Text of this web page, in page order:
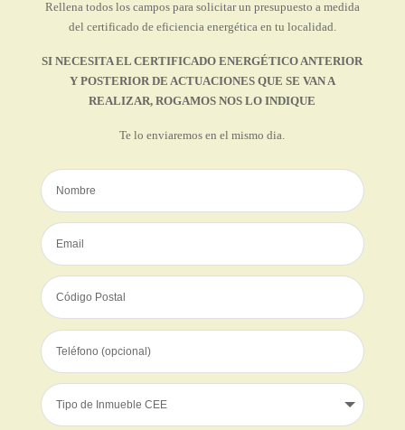
Rellena todos los campos para solicitar un presupuesto a medida
del certificado de eficiencia energética en tu localidad.
SI NECESITA EL CERTIFICADO ENERGÉTICO ANTERIOR
Y POSTERIOR DE ACTUACIONES QUE SE VAN A
REALIZAR, ROGAMOS NOS LO INDIQUE
Te lo enviaremos en el mismo dia.